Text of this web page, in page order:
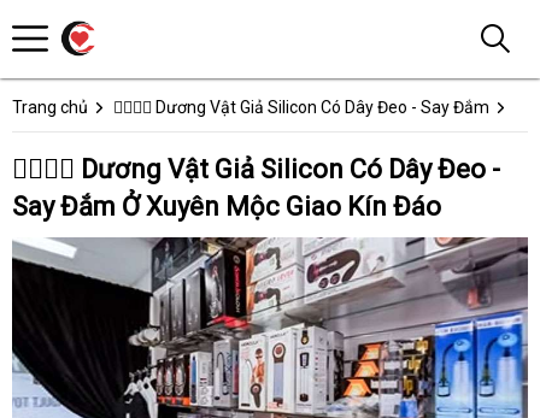
Trang chủ 👩‍❤️‍💋‍👨 Dương Vật Giả Silicon Có Dây Đeo - Say Đắm
👩‍❤️‍💋‍👨 Dương Vật Giả Silicon Có Dây Đeo -
Say Đắm Ở Xuyên Mộc Giao Kín Đáo